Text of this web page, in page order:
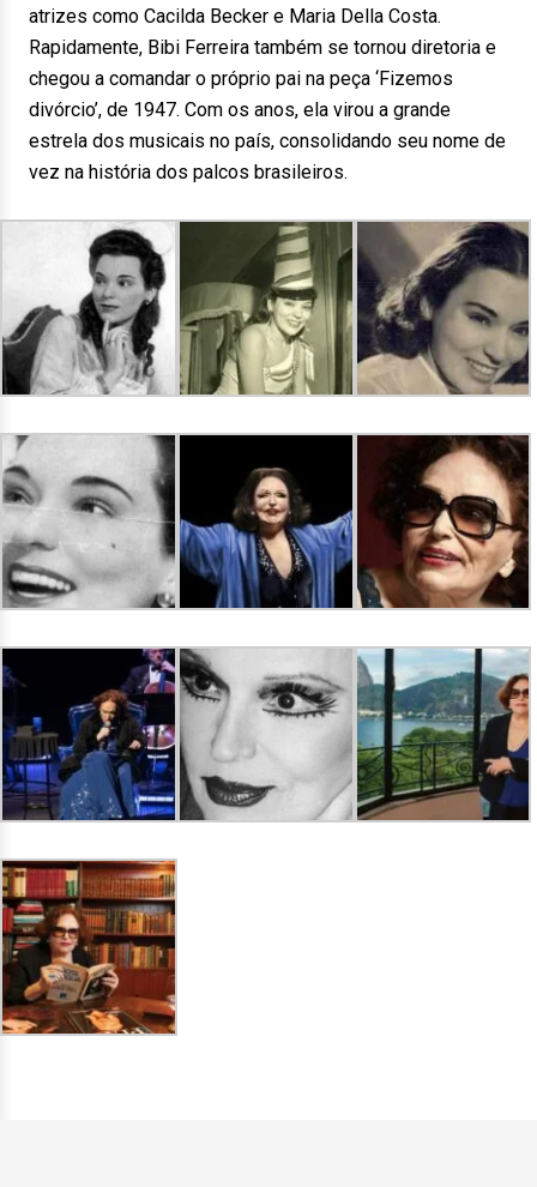
atrizes como Cacilda Becker e Maria Della Costa.
Rapidamente, Bibi Ferreira também se tornou diretoria e
chegou a comandar o próprio pai na peça ‘Fizemos
divórcio’, de 1947. Com os anos, ela virou a grande
estrela dos musicais no país, consolidando seu nome de
vez na história dos palcos brasileiros.